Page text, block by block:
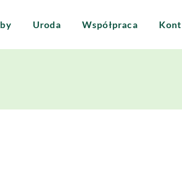
Uroda Współpraca